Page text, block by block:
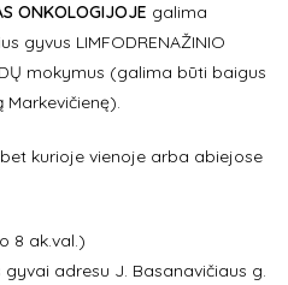
ONKOLOGIJOJE galima
gyvus LIMFODRENAŽINIO
mokymus (galima būti baigus
kurioje vienoje arba abiejose
8 ak.val.)
gyvai adresu J. Basanavičiaus g.